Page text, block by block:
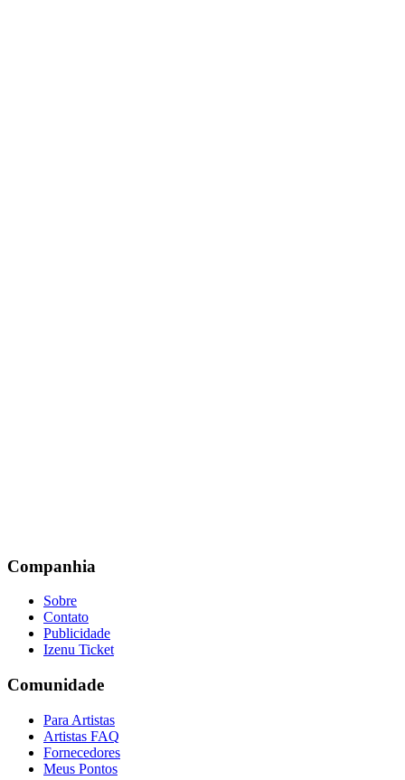
Companhia
Sobre
Contato
Publicidade
Izenu Ticket
Comunidade
Para Artistas
Artistas FAQ
Fornecedores
Meus Pontos